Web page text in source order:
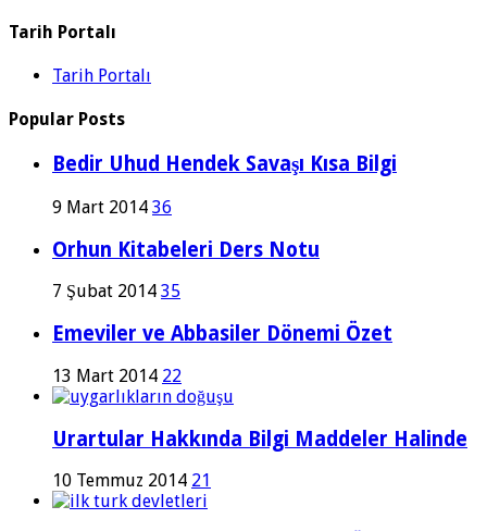
Tarih Portalı
Tarih Portalı
Popular Posts
Bedir Uhud Hendek Savaşı Kısa Bilgi
9 Mart 2014 36
Orhun Kitabeleri Ders Notu
7 Şubat 2014 35
Emeviler ve Abbasiler Dönemi Özet
13 Mart 2014 22
Urartular Hakkında Bilgi Maddeler Halinde
10 Temmuz 2014 21